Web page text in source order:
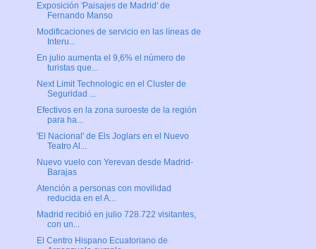
Exposición 'Paisajes de Madrid' de
Fernando Manso
Modificaciones de servicio en las líneas de
Interu...
En julio aumenta el 9,6% el número de
turistas que...
Next Limit Technologic en el Cluster de
Seguridad ...
Efectivos en la zona suroeste de la región
para ha...
'El Nacional' de Els Joglars en el Nuevo
Teatro Al...
Nuevo vuelo con Yerevan desde Madrid-
Barajas
Atención a personas con movilidad
reducida en el A...
Madrid recibió en julio 728.722 visitantes,
con un...
El Centro Hispano Ecuatoriano de